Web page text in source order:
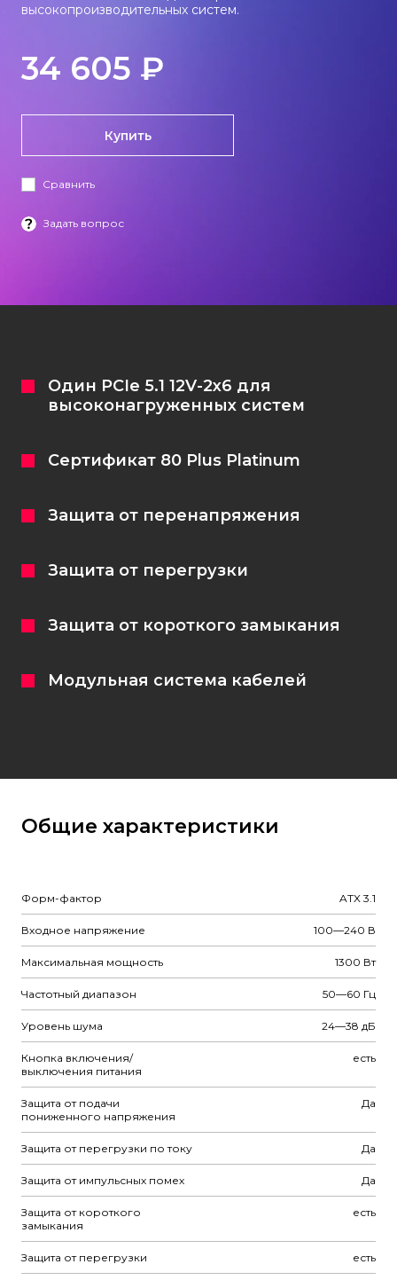
+7 (965) 247-25-35
высокопроизводительных систем.
34 605 ₽
Купить
Сравнить
Задать вопрос
Один PCIe 5.1 12V-2х6 для
высоконагруженных систем
Сертификат 80 Plus Platinum
Защита от перенапряжения
Защита от перегрузки
Защита от короткого замыкания
Модульная система кабелей
Общие характеристики
Форм-фактор ATX 3.1
Входное напряжение 100—240 В
Максимальная мощность 1300 Вт
Частотный диапазон 50—60 Гц
Уровень шума 24—38 дБ
Кнопка включения/
выключения питания
есть
Защита от подачи
пониженного напряжения
Да
Защита от перегрузки по току Да
Защита от импульсных помех Да
Защита от короткого
замыкания
есть
Защита от перегрузки есть